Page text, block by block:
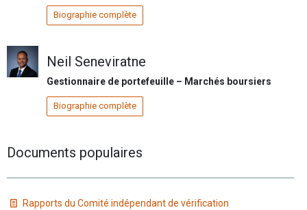
Biographie complète
Neil Seneviratne
Gestionnaire de portefeuille – Marchés boursiers
Biographie complète
Documents populaires
Rapports du Comité indépendant de vérification